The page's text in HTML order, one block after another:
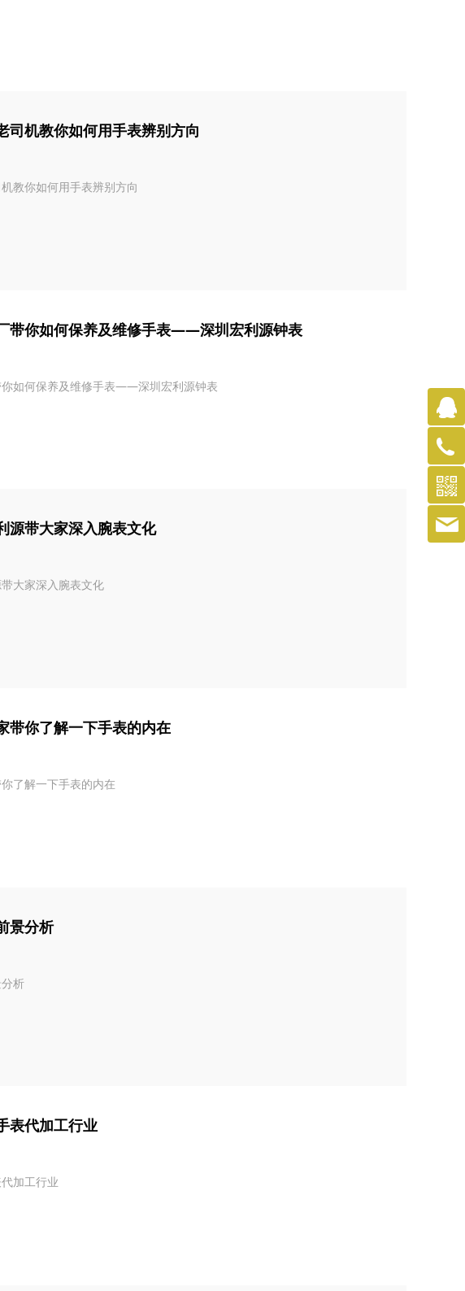
司机教你如何用手表辨别方向
教你如何用手表辨别方向
带你如何保养及维修手表——深圳宏利源钟表
如何保养及维修手表——深圳宏利源钟表
源带大家深入腕表文化
大家深入腕表文化
带你了解一下手表的内在
了解一下手表的内在
景分析
析
表代加工行业
加工行业